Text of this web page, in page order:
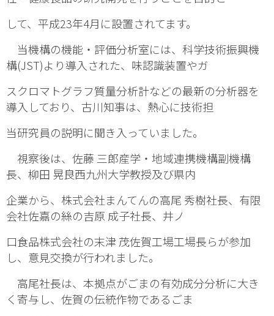
して、平成23年4月に設置されてます。
当機構の機能・評価分析室には、科学技術振興機
構(JST)より導入された、味認識装置やガ
スクロマトグラフ質量分析計などの最新の分析器を
導入しており、古川知事は、熱心に技術担
当研究員の説明に聞き入っていました。
視察後は、佐藤 三郎産学・地域連携機構副機構
長、柳田 晃良西九州大学教授及び県内
企業から、株式会社まんてんの高尾 秀樹社長、有限
会社佐嘉の絲の吉原 成子社長、井ノ
口食品株式会社の末津 茂佐賀工場工場長らが参加
し、意見交換が行われました。
高尾社長は、本拠点がごまの有効成分分析に大き
く寄与し、佐賀の伝統作物であるごま